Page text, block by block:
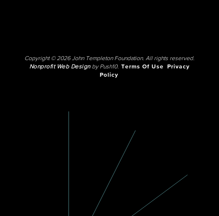
Copyright © 2026 John Templeton Foundation. All rights reserved.
Nonprofit Web Designby Push10. Terms Of Use
Privacy
Policy